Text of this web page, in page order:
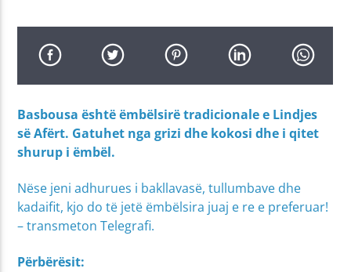
Basbousa është ëmbëlsirë tradicionale e Lindjes
së Afërt. Gatuhet nga grizi dhe kokosi dhe i qitet
shurup i ëmbël.
Nëse jeni adhurues i bakllavasë, tullumbave dhe
kadaifit, kjo do të jetë ëmbëlsira juaj e re e preferuar!
– transmeton Telegrafi.
Përbërësit: